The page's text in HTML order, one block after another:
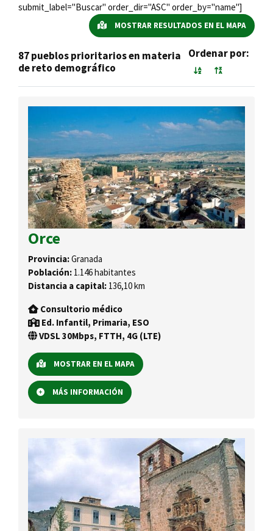
submit_label="Buscar" order_dir="ASC" order_by="name"]
MOSTRAR RESULTADOS EN EL MAPA
87 pueblos prioritarios en materia
de reto demográfico
Ordenar por:
Orce
Provincia:Granada
Población: 1.146 habitantes
Distancia a capital: 136,10 km
Consultorio médico
Ed. Infantil, Primaria, ESO
VDSL 30Mbps, FTTH, 4G (LTE)
MOSTRAR EN EL MAPA
MÁS INFORMACIÓN